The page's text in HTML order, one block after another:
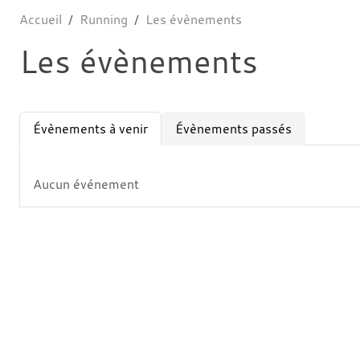
Accueil Running Les évènements
Les évènements
Évènements à venir Évènements passés
Aucun événement